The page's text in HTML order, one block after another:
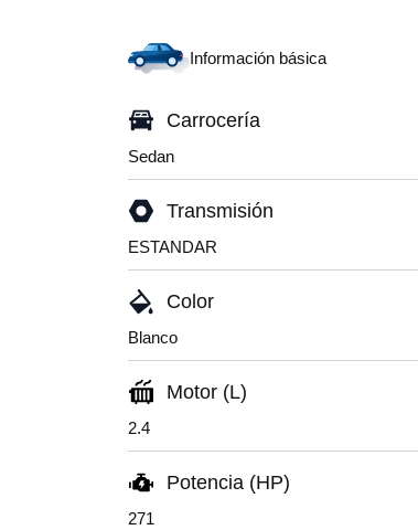
Información básica
Carrocería
Sedan
Transmisión
ESTANDAR
Color
Blanco
Motor (L)
2.4
Potencia (HP)
271